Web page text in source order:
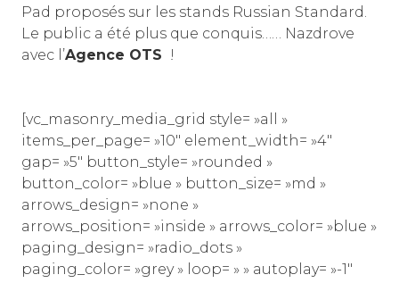
Pad proposés sur les stands Russian Standard.
Le public a été plus que conquis…… Nazdrove
avec l’Agence OTS !
[vc_masonry_media_grid style= »all »
items_per_page= »10″ element_width= »4″
gap= »5″ button_style= »rounded »
button_color= »blue » button_size= »md »
arrows_design= »none »
arrows_position= »inside » arrows_color= »blue »
paging_design= »radio_dots »
paging_color= »grey » loop= » » autoplay= »-1″